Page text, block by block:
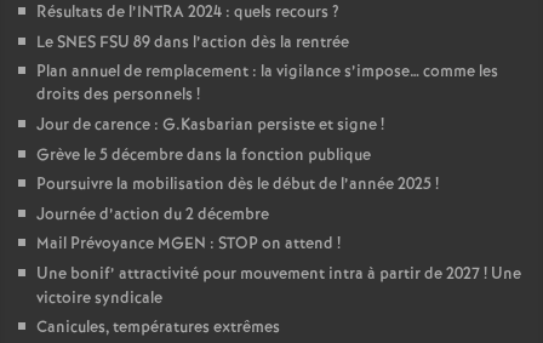
Résultats de l’INTRA 2024 : quels recours ?
Le SNES FSU 89 dans l’action dès la rentrée
Plan annuel de remplacement : la vigilance s’impose… comme les
droits des personnels !
Jour de carence : G.Kasbarian persiste et signe!
Grève le 5 décembre dans la fonction publique
Poursuivre la mobilisation dès le début de l’année 2025!
Journée d’action du 2 décembre
Mail Prévoyance MGEN : STOP on attend !
Une bonif’ attractivité pour mouvement intra à partir de 2027! Une
victoire syndicale
Canicules, températures extrêmes